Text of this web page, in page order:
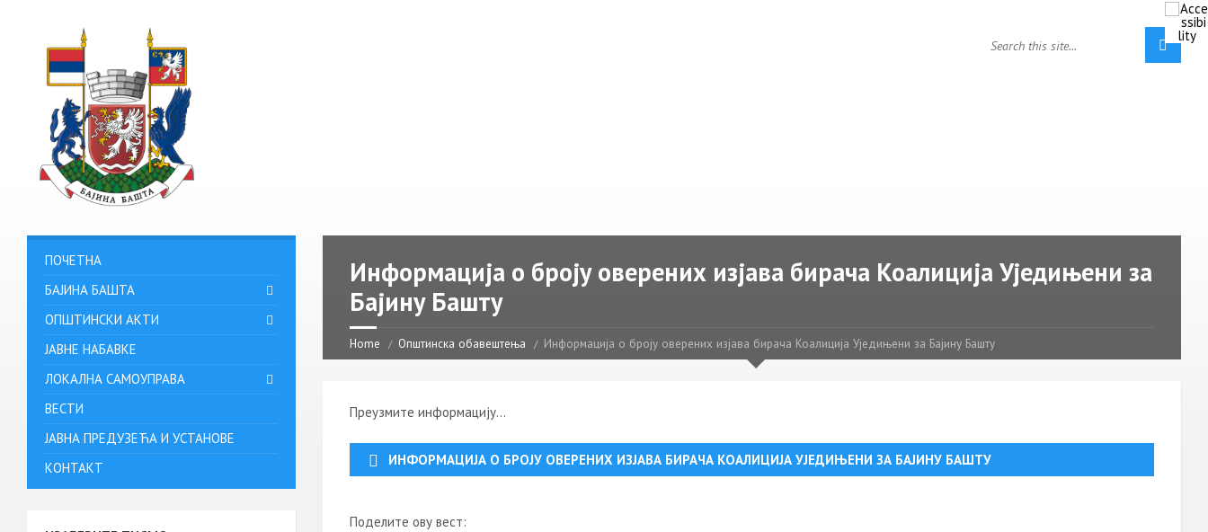
Информација о броју оверених изјава бирача Коалиција Уједињени за
Бајину Башту
Home Општинска обавештења Информација о броју оверених изјава бирача Коалиција Уједињени за Бајину Башту
Преузмите информацију…
ИНФОРМАЦИЈА О БРОЈУ ОВЕРЕНИХ ИЗЈАВА БИРАЧА КОАЛИЦИЈА УЈЕДИЊЕНИ ЗА БАЈИНУ БАШТУ
Поделите ову вест:
ПОЧЕТНА
БАЈИНА БАШТА
ОПШТИНСКИ АКТИ
ЈАВНЕ НАБАВКЕ
ЛОКАЛНА САМОУПРАВА
ВЕСТИ
ЈАВНА ПРЕДУЗЕЋА И УСТАНОВЕ
КОНТАКТ